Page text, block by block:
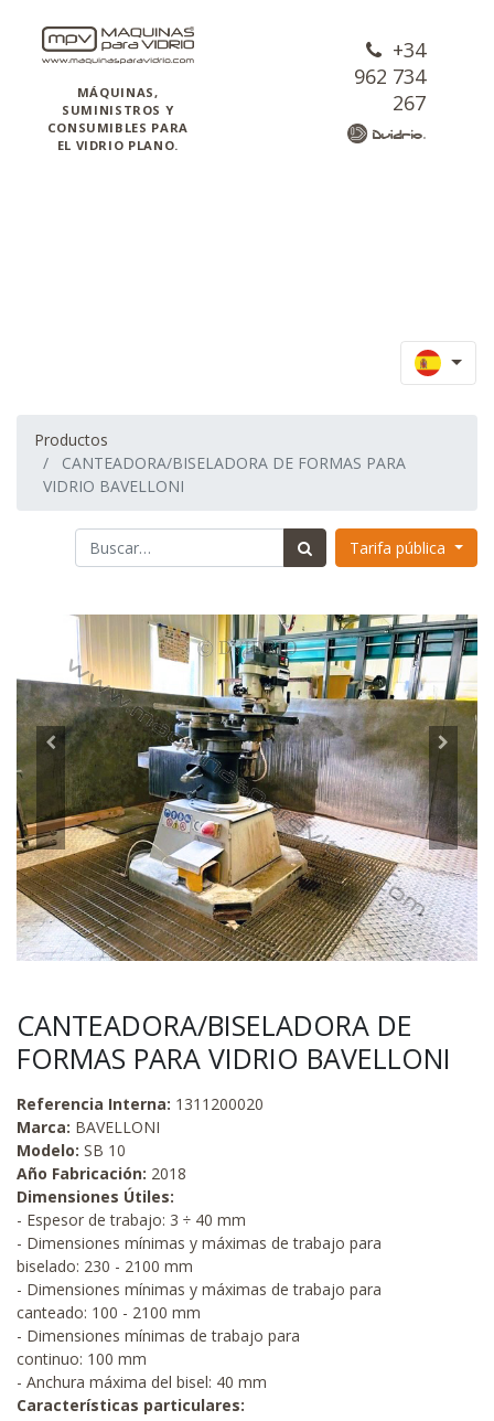
MÁQUINAS,
SUMINISTROS Y
CONSUMIBLES PARA
EL VIDRIO PLANO.
+34
962 734
267
Productos
CANTEADORA/BISELADORA DE FORMAS PARA
VIDRIO BAVELLONI
Tarifa pública
CANTEADORA/BISELADORA DE
FORMAS PARA VIDRIO BAVELLONI
Referencia Interna: 1311200020
Marca: BAVELLONI
Modelo: SB 10
Año Fabricación: 2018
Dimensiones Útiles:
- Espesor de trabajo: 3 ÷ 40 mm
- Dimensiones mínimas y máximas de trabajo para
biselado: 230 - 2100 mm
- Dimensiones mínimas y máximas de trabajo para
canteado: 100 - 2100 mm
- Dimensiones mínimas de trabajo para
continuo: 100 mm
- Anchura máxima del bisel: 40 mm
Características particulares: